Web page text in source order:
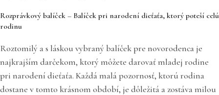
Rozprávkový balíček – Balíček pri narodení dieťaťa, ktorý poteší celú
rodinu
Roztomilý a s láskou vybraný balíček pre novorodenca je
najkrajším darčekom, ktorý môžete darovať mladej rodine
pri narodení dieťaťa. Každá malá pozornosť, ktorú rodina
dostane v tomto krásnom období, je dôležitá a zostáva milou